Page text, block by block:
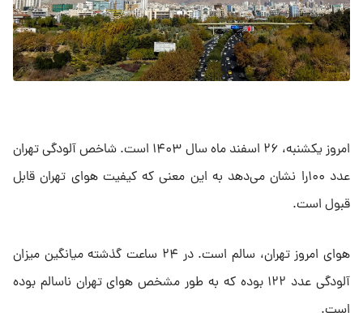
امروز یکشنبه، ۲۶ اسفند ماه سال ۱۴۰۳ است. شاخص آلودگی تهران
عدد ۱۰۰را نشان می‌دهد به این معنی که کیفیت هوای تهران قابل
قبول است.
هوای امروز تهران، سالم است. در ۲۴ ساعت گذشته میانگین میزان
آلودگی عدد ۱۲۲ بوده که به طور مشخص هوای تهران ناسالم بوده
است.